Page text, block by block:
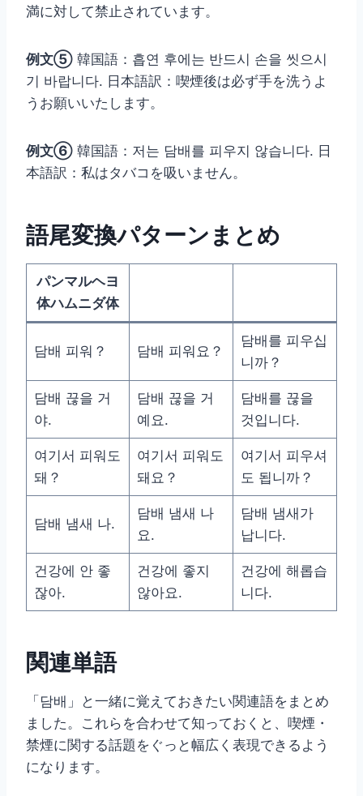
満に対して禁止されています。
例文⑤ 韓国語：흡연 후에는 반드시 손을 씻으시
기 바랍니다. 日本語訳：喫煙後は必ず手を洗うよ
うお願いいたします。
例文⑥ 韓国語：저는 담배를 피우지 않습니다. 日
本語訳：私はタバコを吸いません。
語尾変換パターンまとめ
パンマルヘヨ
体ハムニダ体
담배 피워？ 담배 피워요？
담배를 피우십
니까？
담배 끊을 거
야.
담배 끊을 거
예요.
담배를 끊을
것입니다.
여기서 피워도
돼？
여기서 피워도
돼요？
여기서 피우셔
도 됩니까？
담배 냄새 나.
담배 냄새 나
요.
담배 냄새가
납니다.
건강에 안 좋
잖아.
건강에 좋지
않아요.
건강에 해롭습
니다.
関連単語
「담배」と一緒に覚えておきたい関連語をまとめ
ました。これらを合わせて知っておくと、喫煙・
禁煙に関する話題をぐっと幅広く表現できるよう
になります。